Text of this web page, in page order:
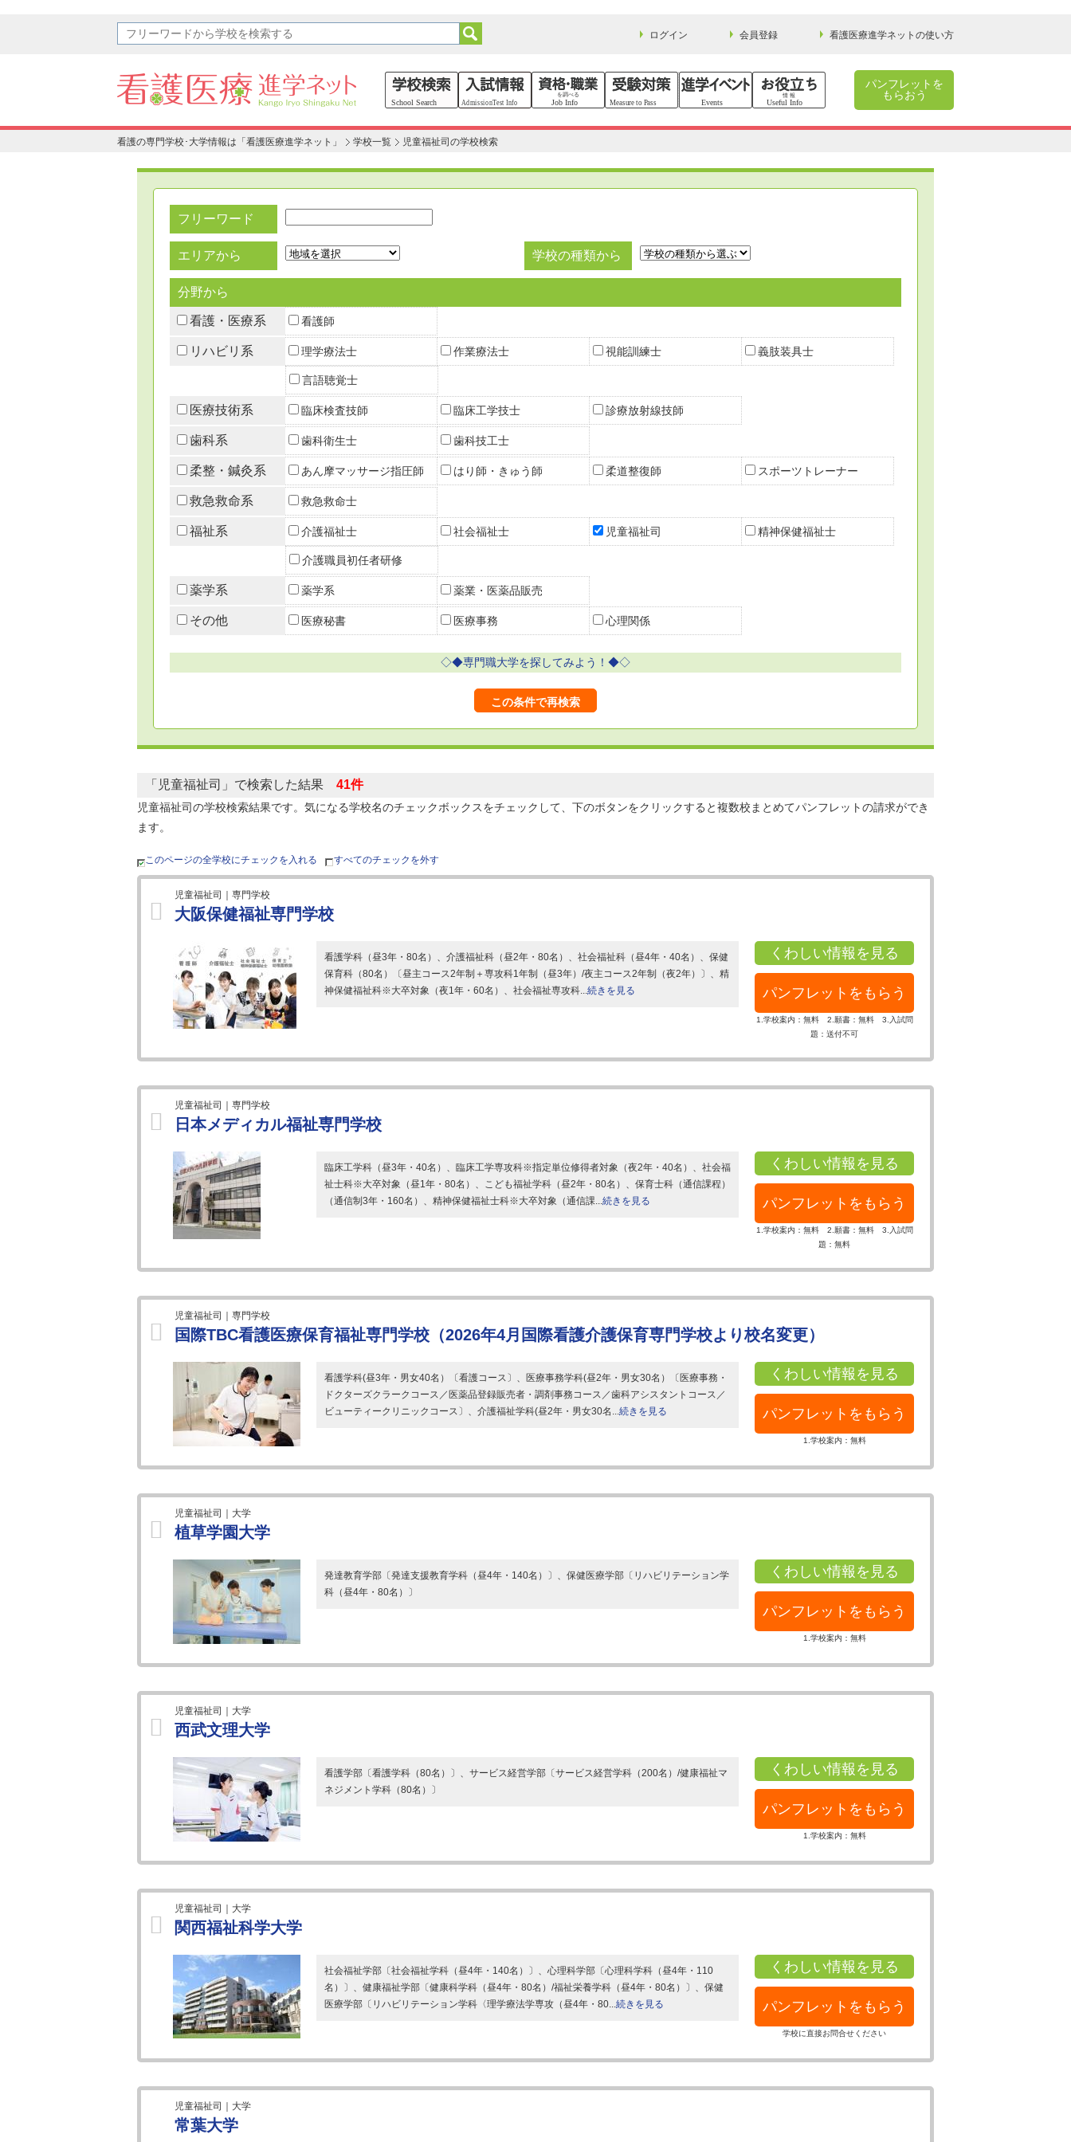
ログイン 会員登録 看護医療進学ネットの使い方
パンフレットを
もらおう
看護の専門学校･大学情報は「看護医療進学ネット」 学校一覧 児童福祉司の学校検索
フリーワード
エリアから 学校の種類から
分野から
看護・医療系 看護師
リハビリ系 理学療法士 作業療法士 視能訓練士 義肢装具士
言語聴覚士
医療技術系 臨床検査技師 臨床工学技士 診療放射線技師
歯科系 歯科衛生士 歯科技工士
柔整・鍼灸系 あん摩マッサージ指圧師 はり師・きゅう師 柔道整復師 スポーツトレーナー
救急救命系 救急救命士
福祉系 介護福祉士 社会福祉士 児童福祉司 精神保健福祉士
介護職員初任者研修
薬学系 薬学系 薬業・医薬品販売
その他 医療秘書 医療事務 心理関係
◇◆専門職大学を探してみよう！◆◇
「児童福祉司」で検索した結果 41件
児童福祉司の学校検索結果です。気になる学校名のチェックボックスをチェックして、下のボタンをクリックすると複数校まとめてパンフレットの請求ができ
ます。
このページの全学校にチェックを入れる すべてのチェックを外す
児童福祉司｜専門学校
大阪保健福祉専門学校
くわしい情報を見る
パンフレットをもらう
1.学校案内：無料 2.願書：無料 3.入試問
題：送付不可
看護学科（昼3年・80名）、介護福祉科（昼2年・80名）、社会福祉科（昼4年・40名）、保健
保育科（80名）〔昼主コース2年制＋専攻科1年制（昼3年）/夜主コース2年制（夜2年）〕、精
神保健福祉科※大卒対象（夜1年・60名）、社会福祉専攻科...続きを見る
児童福祉司｜専門学校
日本メディカル福祉専門学校
くわしい情報を見る
パンフレットをもらう
1.学校案内：無料 2.願書：無料 3.入試問
題：無料
臨床工学科（昼3年・40名）、臨床工学専攻科※指定単位修得者対象（夜2年・40名）、社会福
祉士科※大卒対象（昼1年・80名）、こども福祉学科（昼2年・80名）、保育士科（通信課程）
（通信制3年・160名）、精神保健福祉士科※大卒対象（通信課...続きを見る
児童福祉司｜専門学校
国際TBC看護医療保育福祉専門学校（2026年4月国際看護介護保育専門学校より校名変更）
くわしい情報を見る
パンフレットをもらう
1.学校案内：無料
看護学科(昼3年・男女40名）〔看護コース〕、医療事務学科(昼2年・男女30名）〔医療事務・
ドクターズクラークコース／医薬品登録販売者・調剤事務コース／歯科アシスタントコース／
ビューティークリニックコース〕、介護福祉学科(昼2年・男女30名...続きを見る
児童福祉司｜大学
植草学園大学
くわしい情報を見る
パンフレットをもらう
1.学校案内：無料
発達教育学部〔発達支援教育学科（昼4年・140名）〕、保健医療学部〔リハビリテーション学
科（昼4年・80名）〕
児童福祉司｜大学
西武文理大学
くわしい情報を見る
パンフレットをもらう
1.学校案内：無料
看護学部〔看護学科（80名）〕、サービス経営学部〔サービス経営学科（200名）/健康福祉マ
ネジメント学科（80名）〕
児童福祉司｜大学
関西福祉科学大学
くわしい情報を見る
パンフレットをもらう
学校に直接お問合せください
社会福祉学部〔社会福祉学科（昼4年・140名）〕、心理科学部〔心理科学科（昼4年・110
名）〕、健康福祉学部〔健康科学科（昼4年・80名）/福祉栄養学科（昼4年・80名）〕、保健
医療学部〔リハビリテーション学科〈理学療法学専攻（昼4年・80...続きを見る
児童福祉司｜大学
常葉大学